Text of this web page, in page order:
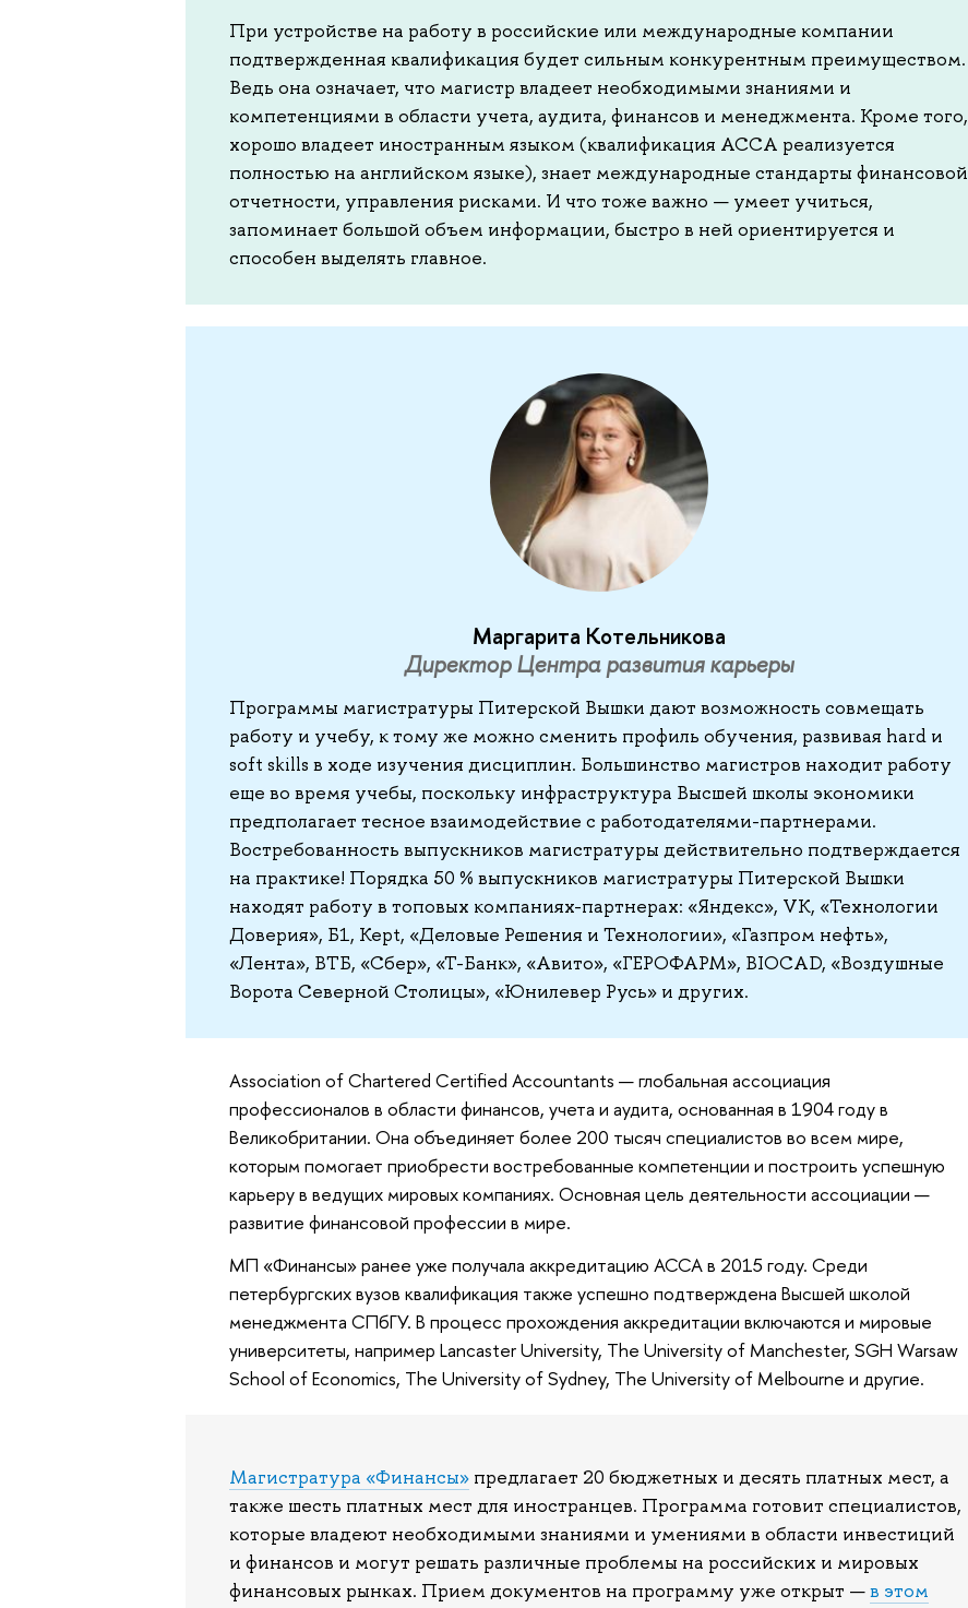
При устройстве на работу в российские или международные компании
подтвержденная квалификация будет сильным конкурентным преимуществом.
Ведь она означает, что магистр владеет необходимыми знаниями и
компетенциями в области учета, аудита, финансов и менеджмента. Кроме того,
хорошо владеет иностранным языком (квалификация ACCA реализуется
полностью на английском языке), знает международные стандарты финансовой
отчетности, управления рисками. И что тоже важно — умеет учиться,
запоминает большой объем информации, быстро в ней ориентируется и
способен выделять главное.
Маргарита Котельникова
Директор Центра развития карьеры
Программы магистратуры Питерской Вышки дают возможность совмещать
работу и учебу, к тому же можно сменить профиль обучения, развивая hard и
soft skills в ходе изучения дисциплин. Большинство магистров находит работу
еще во время учебы, поскольку инфраструктура Высшей школы экономики
предполагает тесное взаимодействие с работодателями-партнерами.
Востребованность выпускников магистратуры действительно подтверждается
на практике! Порядка 50 % выпускников магистратуры Питерской Вышки
находят работу в топовых компаниях-партнерах: «Яндекс», VK, «Технологии
Доверия», Б1, Kept, «Деловые Решения и Технологии», «Газпром нефть»,
«Лента», ВТБ, «Сбер», «Т-Банк», «Авито», «ГЕРОФАРМ», BIOCAD, «Воздушные
Ворота Северной Столицы», «Юнилевер Русь» и других.
Association of Chartered Certified Accountants — глобальная ассоциация
профессионалов в области финансов, учета и аудита, основанная в 1904 году в
Великобритании. Она объединяет более 200 тысяч специалистов во всем мире,
которым помогает приобрести востребованные компетенции и построить успешную
карьеру в ведущих мировых компаниях. Основная цель деятельности ассоциации —
развитие финансовой профессии в мире.
МП «Финансы» ранее уже получала аккредитацию АССА в 2015 году. Среди
петербургских вузов квалификация также успешно подтверждена Высшей школой
менеджмента СПбГУ. В процесс прохождения аккредитации включаются и мировые
университеты, например Lancaster University, The University of Manchester, SGH Warsaw
School of Economics, The University of Sydney, The University of Melbourne и другие.
Магистратура «Финансы»предлагает 20 бюджетных и десять платных мест, а
также шесть платных мест для иностранцев. Программа готовит специалистов,
которые владеют необходимыми знаниями и умениями в области инвестиций
и финансов и могут решать различные проблемы на российских и мировых
финансовых рынках. Прием документов на программу уже открыт —в этом